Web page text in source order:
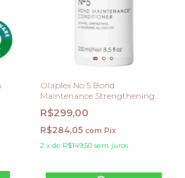
Olaplex No 5 Bond
Maintenance Strengthening
Hair Repair Conditioner
R$299,00
R$284,05 com Pix
2 x de R$149,50 sem juros